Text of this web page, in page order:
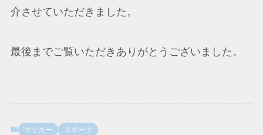
介させていただきました。
最後までご覧いただきありがとうございました。
サッカー スポーツ